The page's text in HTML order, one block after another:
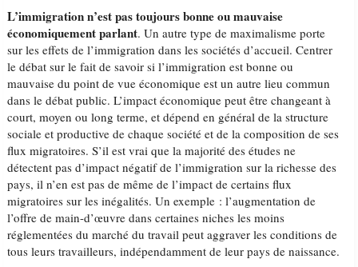
L’immigration n’est pas toujours bonne ou mauvaise
économiquement parlant. Un autre type de maximalisme porte
sur les effets de l’immigration dans les sociétés d’accueil. Centrer
le débat sur le fait de savoir si l’immigration est bonne ou
mauvaise du point de vue économique est un autre lieu commun
dans le débat public. L’impact économique peut être changeant à
court, moyen ou long terme, et dépend en général de la structure
sociale et productive de chaque société et de la composition de ses
flux migratoires. S’il est vrai que la majorité des études ne
détectent pas d’impact négatif de l’immigration sur la richesse des
pays, il n’en est pas de même de l’impact de certains flux
migratoires sur les inégalités. Un exemple : l’augmentation de
l’offre de main-d’œuvre dans certaines niches les moins
réglementées du marché du travail peut aggraver les conditions de
tous leurs travailleurs, indépendamment de leur pays de naissance.